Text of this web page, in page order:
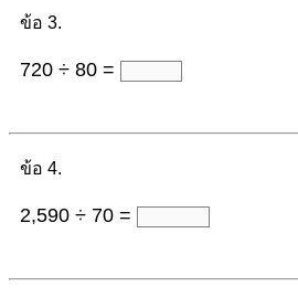
ข้อ 3.
720 ÷ 80 =
ข้อ 4.
2,590 ÷ 70 =